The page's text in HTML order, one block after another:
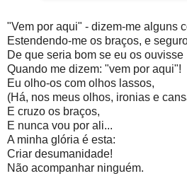
"Vem por aqui" - dizem-me alguns
Estendendo-me os braços, e
De que seria bom se eu os ouvisse
Quando me dizem: "vem por aqui"!
Eu olho-os com olhos lassos,
(Há, nos meus olhos, ironias e
E cruzo os braços,
E nunca vou por ali...
A minha glória é esta:
Criar desumanidade!
Não acompanhar ninguém.